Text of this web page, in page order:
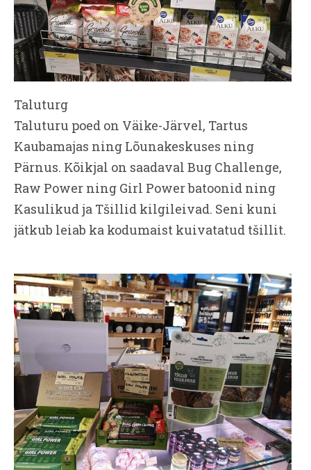
Taluturg
Taluturu poed on Väike-Järvel, Tartus
Kaubamajas ning Lõunakeskuses ning
Pärnus. Kõikjal on saadaval Bug Challenge,
Raw Power ning Girl Power batoonid ning
Kasulikud ja Tšillid kilgileivad. Seni kuni
jätkub leiab ka kodumaist kuivatatud tšillit.